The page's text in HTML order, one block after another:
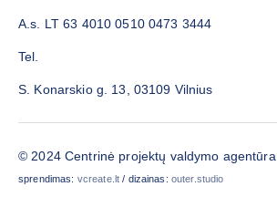
A.s. LT 63 4010 0510 0473 3444
Tel.
S. Konarskio g. 13, 03109 Vilnius
© 2024 Centrinė projektų valdymo agentūra
sprendimas: vcreate.lt / dizainas: outer.studio